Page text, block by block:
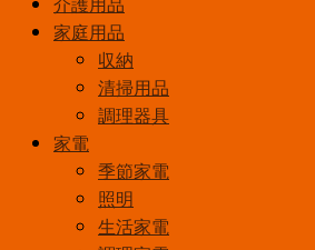
家庭用品
収納
清掃用品
調理器具
家電
季節家電
照明
生活家電